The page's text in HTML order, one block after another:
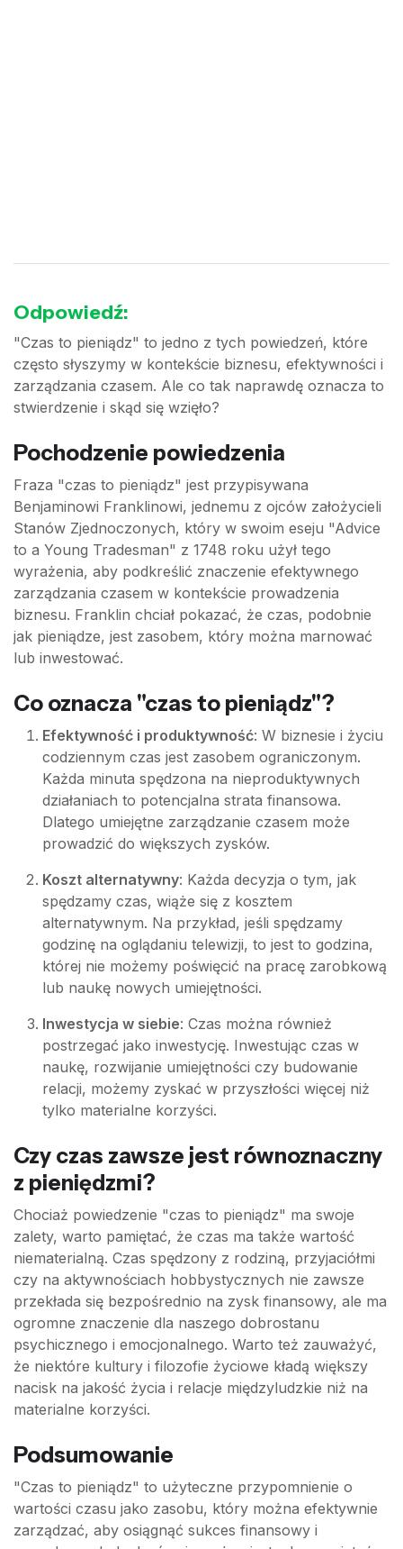
Odpowiedź:
"Czas to pieniądz" to jedno z tych powiedzeń, które
często słyszymy w kontekście biznesu, efektywności i
zarządzania czasem. Ale co tak naprawdę oznacza to
stwierdzenie i skąd się wzięło?
Pochodzenie powiedzenia
Fraza "czas to pieniądz" jest przypisywana
Benjaminowi Franklinowi, jednemu z ojców założycieli
Stanów Zjednoczonych, który w swoim eseju "Advice
to a Young Tradesman" z 1748 roku użył tego
wyrażenia, aby podkreślić znaczenie efektywnego
zarządzania czasem w kontekście prowadzenia
biznesu. Franklin chciał pokazać, że czas, podobnie
jak pieniądze, jest zasobem, który można marnować
lub inwestować.
Co oznacza "czas to pieniądz"?
Efektywność i produktywność: W biznesie i życiu
codziennym czas jest zasobem ograniczonym.
Każda minuta spędzona na nieproduktywnych
działaniach to potencjalna strata finansowa.
Dlatego umiejętne zarządzanie czasem może
prowadzić do większych zysków.
Koszt alternatywny: Każda decyzja o tym, jak
spędzamy czas, wiąże się z kosztem
alternatywnym. Na przykład, jeśli spędzamy
godzinę na oglądaniu telewizji, to jest to godzina,
której nie możemy poświęcić na pracę zarobkową
lub naukę nowych umiejętności.
Inwestycja w siebie: Czas można również
postrzegać jako inwestycję. Inwestując czas w
naukę, rozwijanie umiejętności czy budowanie
relacji, możemy zyskać w przyszłości więcej niż
tylko materialne korzyści.
Czy czas zawsze jest równoznaczny
z pieniędzmi?
Chociaż powiedzenie "czas to pieniądz" ma swoje
zalety, warto pamiętać, że czas ma także wartość
niematerialną. Czas spędzony z rodziną, przyjaciółmi
czy na aktywnościach hobbystycznych nie zawsze
przekłada się bezpośrednio na zysk finansowy, ale ma
ogromne znaczenie dla naszego dobrostanu
psychicznego i emocjonalnego. Warto też zauważyć,
że niektóre kultury i filozofie życiowe kładą większy
nacisk na jakość życia i relacje międzyludzkie niż na
materialne korzyści.
Podsumowanie
"Czas to pieniądz" to użyteczne przypomnienie o
wartości czasu jako zasobu, który można efektywnie
zarządzać, aby osiągnąć sukces finansowy i